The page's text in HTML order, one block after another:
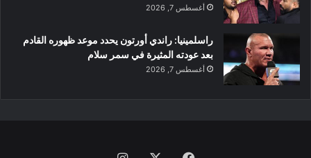
أغسطس 7, 2026
راسلمينيا: راندي أورتون يحدد موعد ظهوره القادم
بعد عودته المثيرة في سمر سلام
أغسطس 7, 2026